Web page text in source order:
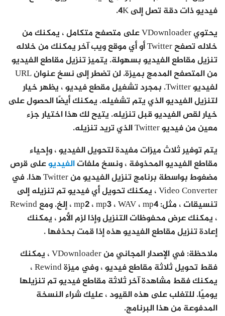
فيديو ذات دقة تصل إلى 4K.
يحتوي VDownloader على متصفح متكامل ، يمكنك من
خلاله تصفح Twitter أو أي موقع ويب آخر يمكنك من خلاله
تنزيل مقاطع الفيديو بسهولة. يتميز تنزيل مقاطع الفيديو
من المتصفح المدمج بميزة. لن تضطر إلى نسخ عنوان URL
لفيديو Twitter. بمجرد تشغيل مقطع فيديو ، يظهر خيار
لتنزيل الفيديو الذي يتم تشغيله. يمكنك أيضًا الحصول على
خيار لقص الفيديو قبل تنزيله. يتيح لك هذا اختيار جزء
معين من فيديو Twitter الذي تريد تنزيله.
يتم توفير ثلاث ميزات مفيدة لتحويل الفيديو ، وإحياء
مقاطع الفيديو المحذوفة ، ونسخ ملفاتالفيديوعلى قرص
مضغوط بواسطة برنامج تنزيل الفيديو من Twitter هذا. في
Video Converter ، يمكنك تحويل أي فيديو تم تنزيله إلى
تنسيقات ، مثل: mp2 ، mp3 ، WAV ، mp4 ، إلخ. ومع Rewind
، يمكنك عرض محفوظات التنزيل وإذا لزم الأمر ، يمكنك
إعادة تنزيل مقاطع الفيديو هذه إذا قمت بحذفها .
ملاحظة: في الإصدار المجاني من VDownloader ، يمكنك
فقط تحويل ثلاثة مقاطع فيديو ، وفي ميزة Rewind ،
يمكنك فقط مشاهدة آخر ثلاثة مقاطع فيديو تم تنزيلها
يوميًا. للتغلب على هذه القيود ، عليك شراء النسخة
المدفوعة من هذا البرنامج.